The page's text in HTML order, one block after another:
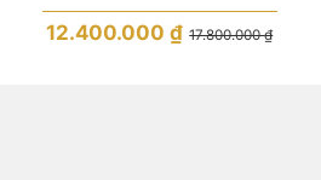
For Men17.800.000₫
12.400.000₫